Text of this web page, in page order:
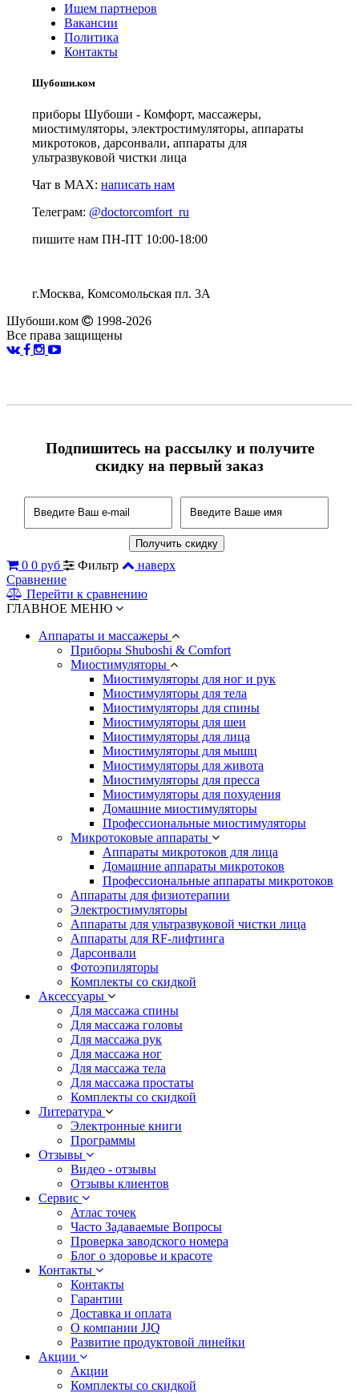
Ищем партнеров
Вакансии
Политика
Контакты
Шубоши.ком
приборы Шубоши - Комфорт, массажеры,
миостимуляторы, электростимуляторы, аппараты
микротоков, дарсонвали, аппараты для
ультразвуковой чистки лица
Чат в MAX: написать нам
Телеграм: @doctorcomfort_ru
пишите нам ПН-ПТ 10:00-18:00
г.Москва, Комсомольская пл. 3А
Шубоши.ком
1998-2026
Все права защищены
Подпишитесь на рассылку и получите
скидку на первый заказ
0 0 руб Фильтр
наверх
Сравнение
Перейти к сравнению
ГЛАВНОЕ МЕНЮ
Аппараты и массажеры
Приборы Shuboshi & Comfort
Миостимуляторы
Миостимуляторы для ног и рук
Миостимуляторы для тела
Миостимуляторы для спины
Миостимуляторы для шеи
Миостимуляторы для лица
Миостимуляторы для мышц
Миостимуляторы для живота
Миостимуляторы для пресса
Миостимуляторы для похудения
Домашние миостимуляторы
Профессиональные миостимуляторы
Микротоковые аппараты
Аппараты микротоков для лица
Домашние аппараты микротоков
Профессиональные аппараты микротоков
Аппараты для физиотерапии
Электростимуляторы
Аппараты для ультразвуковой чистки лица
Аппараты для RF-лифтинга
Дарсонвали
Фотоэпиляторы
Комплекты со скидкой
Аксессуары
Для массажа спины
Для массажа головы
Для массажа рук
Для массажа ног
Для массажа тела
Для массажа простаты
Комплекты со скидкой
Литература
Электронные книги
Программы
Отзывы
Видео - отзывы
Отзывы клиентов
Сервис
Атлас точек
Часто Задаваемые Вопросы
Проверка заводского номера
Блог о здоровье и красоте
Контакты
Контакты
Гарантии
Доставка и оплата
О компании JJQ
Развитие продуктовой линейки
Акции
Акции
Комплекты со скидкой